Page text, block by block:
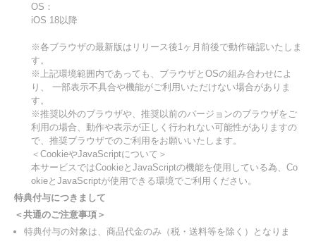
OS：
iOS 18以降
※各ブラウザの最新版はリリース後1ヶ月前後で動作確認いたしま
す。
※上記環境範囲内であっても、ブラウザとOSの組み合わせによ
り、 一部表示不具合や機能がご利用いただけない場合がありま
す。
※推奨以外のブラウザや、推奨以前のバージョンのブラウザをご
利用の場合、動作や表示が正しく行われない可能性がありますの
で、推奨ブラウザでのご利用をお願いいたします。
＜CookieやJavaScriptについて＞
本サービスではCookieとJavaScriptの機能を使用している為、Co
okieとJavaScriptが使用できる環境でご利用ください。
特典付与につきまして
＜共通のご注意事項＞
特典付与の対象は、商品代金のみ（税・送料等を除く）となりま